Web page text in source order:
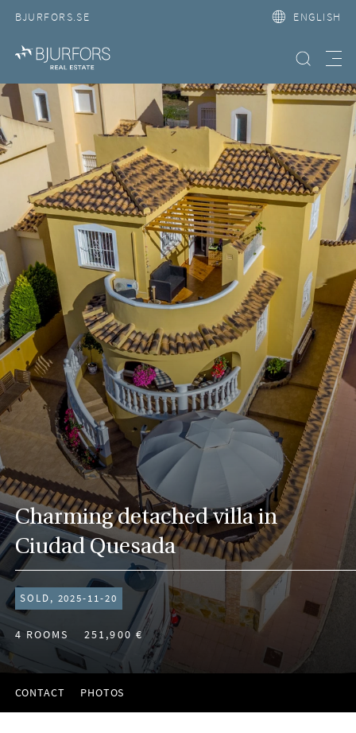
BJURFORS.SE ENGLISH
Search property
Charming detached villa in
Ciudad Quesada
SOLD, 2025-11-20
4 ROOMS 251,900 €
CONTACT PHOTOS